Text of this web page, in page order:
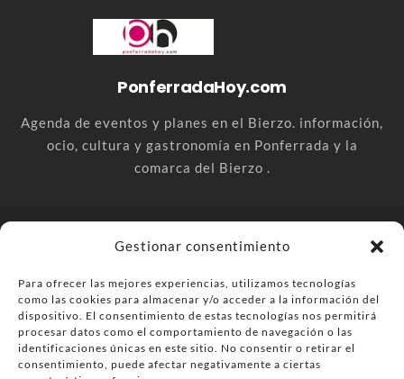
Gestionar consentimiento
Para ofrecer las mejores experiencias, utilizamos tecnologías
como las cookies para almacenar y/o acceder a la información del
dispositivo. El consentimiento de estas tecnologías nos permitirá
procesar datos como el comportamiento de navegación o las
identificaciones únicas en este sitio. No consentir o retirar el
consentimiento, puede afectar negativamente a ciertas
PonferradaHoy.com
Agenda de eventos y planes en el Bierzo. información,
ocio, cultura y gastronomía en Ponferrada y la
comarca del Bierzo .
comarca del Bierzo
Anúnciate
Más información sobre las cookies
Envía tu negocio
Contacta Política de privacidad